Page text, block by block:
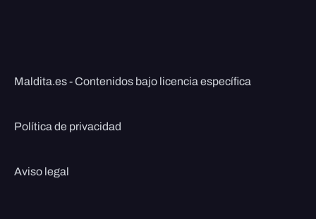
Maldita.es - Contenidos bajo licencia específica
Política de privacidad
Aviso legal